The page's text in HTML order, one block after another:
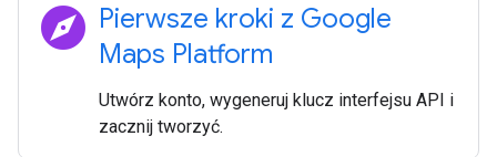
explore Pierwsze kroki z Google
Maps Platform
Utwórz konto, wygeneruj klucz interfejsu API i
zacznij tworzyć.